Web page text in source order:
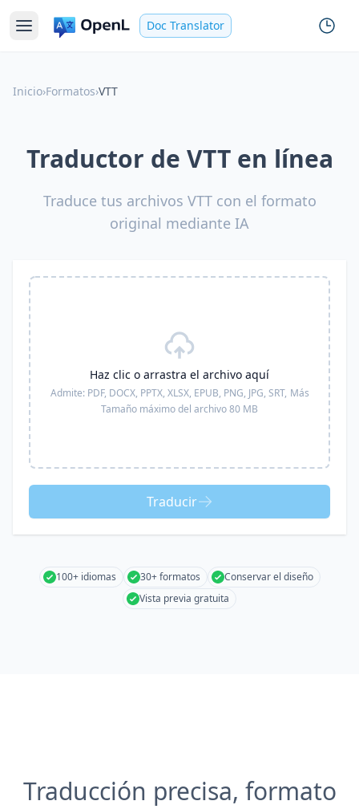
Doc Translator
Inicio›Formatos›VTT
Traductor de VTT en línea
Traduce tus archivos VTT con el formato
original mediante IA
Haz clic o arrastra el archivo aquí
Admite: PDF, DOCX, PPTX, XLSX, EPUB, PNG, JPG, SRT, Más
Tamaño máximo del archivo 80 MB
Traducir
100+ idiomas 30+ formatos
Conservar el diseño
Vista previa gratuita
Traducción precisa, formato